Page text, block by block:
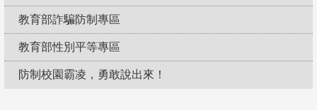
教育部詐騙防制專區
教育部性別平等專區
防制校園霸凌，勇敢說出來！